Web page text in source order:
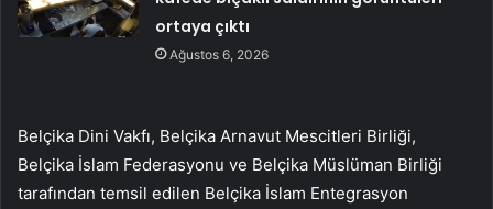
ortaya çıktı
Ağustos 6, 2026
Belçika Dini Vakfı, Belçika Arnavut Mescitleri Birliği,
Belçika İslam Federasyonu ve Belçika Müslüman Birliği
tarafından temsil edilen Belçika İslam Entegrasyon